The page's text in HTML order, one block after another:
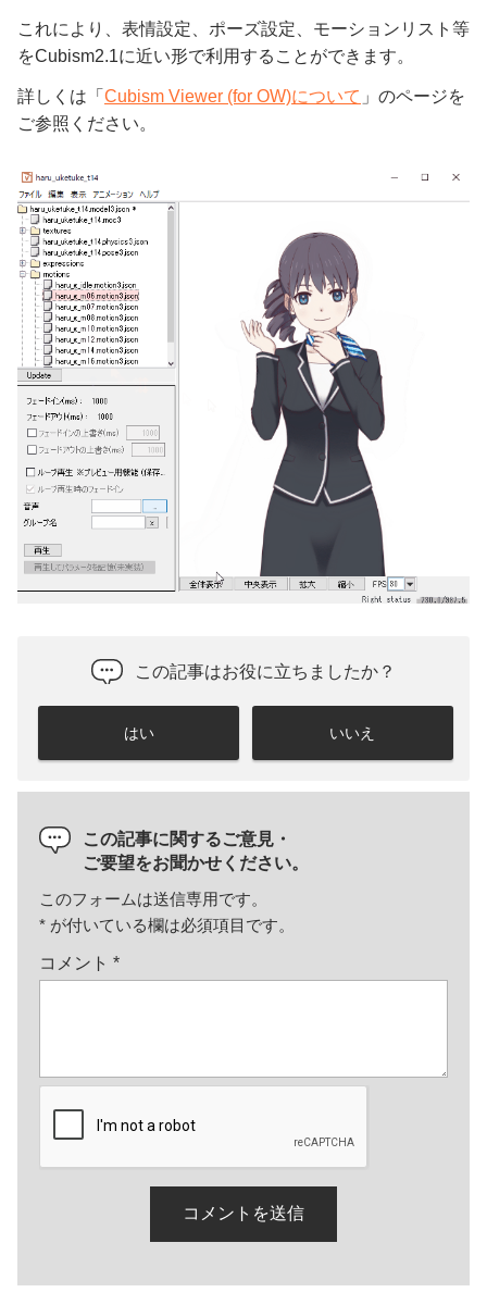
これにより、表情設定、ポーズ設定、モーションリスト等
をCubism2.1に近い形で利用することができます。
詳しくは「 Cubism Viewer (for OW)について 」のページを
ご参照ください。
この記事はお役に立ちましたか？
はい いいえ
この記事に関するご意見・
ご要望をお聞かせください。
このフォームは送信専用です。
* が付いている欄は必須項目です。
コメント *